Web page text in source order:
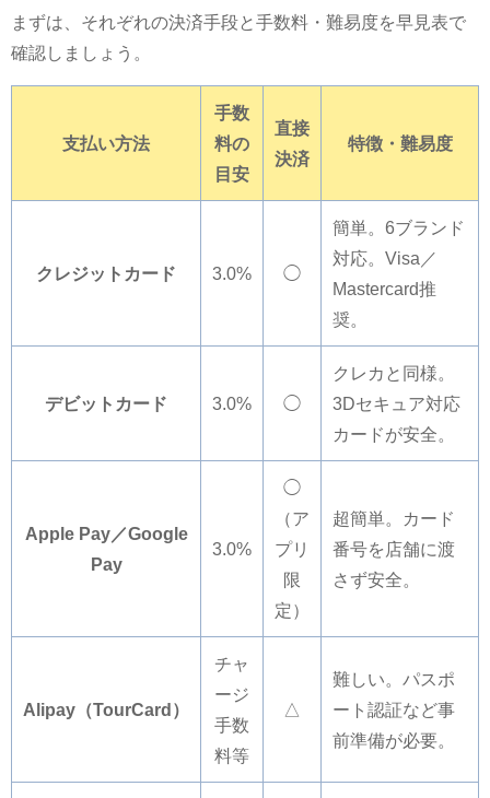
まずは、それぞれの決済手段と手数料・難易度を早見表で
確認しましょう。
支払い方法
手数
料の
目安
直接
決済
特徴・難易度
クレジットカード 3.0% ◯
簡単。6ブランド
対応。Visa／
Mastercard推
奨。
デビットカード 3.0% ◯
クレカと同様。
3Dセキュア対応
カードが安全。
Apple Pay／Google
Pay
3.0%
◯
（ア
プリ
限
定）
超簡単。カード
番号を店舗に渡
さず安全。
Alipay（TourCard）
チャ
ージ
手数
料等
△
難しい。パスポ
ート認証など事
前準備が必要。